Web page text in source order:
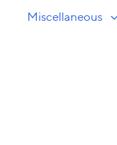
Miscellaneous